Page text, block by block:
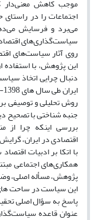
موجب کاهش معنی‌دار
اجتماعات را در
می‌برد و فرسایش
سیاست‌گذاری‌های
روی آثار سیاست‌های
این پژوهش،‌ با
دنبال چرایی اتخاذ
ایران طی سالهای 1398-1368بوده
روش تحلیلی و توصیفی
جنبه شناختی با تصحیح
بررسی اینکه چرا از
اقتصادی در ایران،
با اتکا بر ادبیات
همکاری‌های اجتماعی
پژوهش، مسأله اصلی،
این سیاست در ساحت
پاسخ به سؤال اصلی
عنوان قاعده